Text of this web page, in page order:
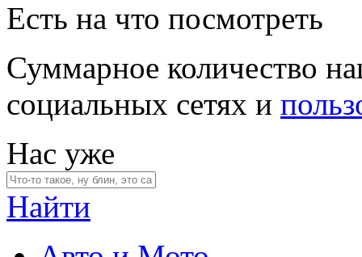
Есть на что посмотреть
Суммарное количество
социальных сетях и
Нас уже
Найти